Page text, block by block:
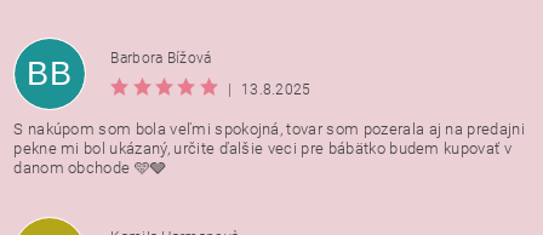
BB
Barbora Bížová
13.8.2025
S nakúpom som bola veľmi spokojná, tovar som pozerala aj na predajni
pekne mi bol ukázaný, určite ďalšie veci pre bábätko budem kupovať v
danom obchode 🩵🩶